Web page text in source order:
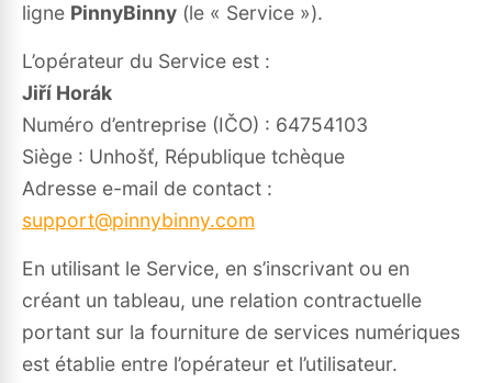
ligne PinnyBinny (le « Service »).
L’opérateur du Service est :
Jiří Horák
Numéro d’entreprise (IČO) : 64754103
Siège : Unhošť, République tchèque
Adresse e-mail de contact :
support@pinnybinny.com
En utilisant le Service, en s’inscrivant ou en
créant un tableau, une relation contractuelle
portant sur la fourniture de services numériques
est établie entre l’opérateur et l’utilisateur.